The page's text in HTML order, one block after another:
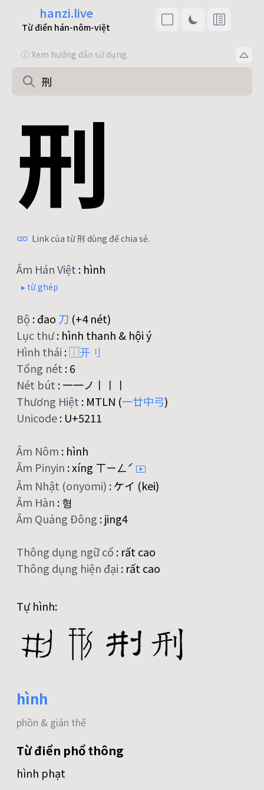
hanzi.live
Từ điển hán-nôm-việt
ⓘ Xem hướng dẫn sử dụng.
刑
Link của từ 刑 dùng để chia sẻ.
Âm Hán Việt : hình
▸ từ ghép
Bộ :đao 刀 (+4 nét)
Lục thư: hình thanh & hội ý
Hình thái :⿰开 刂
Tổng nét :6
Nét bút :一一ノ丨丨丨
Thương Hiệt : MTLN (一廿中弓)
Unicode: U+5211
Âm Nôm : hình
Âm Pinyin :xíng ㄒㄧㄥˊ
Âm Nhật (onyomi) :ケイ (kei)
Âm Hàn :형
Âm Quảng Đông :jing4
Thông dụng ngữ cổ : rất cao
Thông dụng hiện đại : rất cao
Tự hình:
hình
phồn & giản thể
Từ điển phổ thông
hình phạt